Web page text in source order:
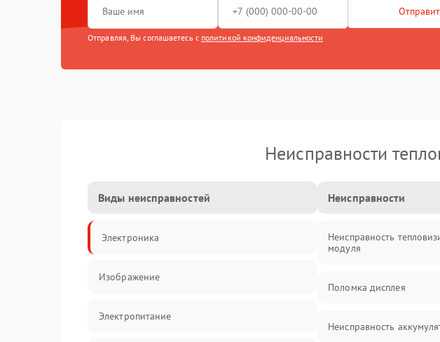
Отправляя, Вы соглашаетесь с политикой конфиденциальности
Неисправности
Виды неисправностей
Электроника
Изображение
Электропитание
Неисправности
Неисправность
модуля
Поломка дисплея
Неисправность